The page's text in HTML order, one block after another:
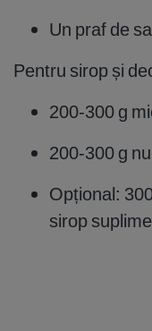
Un praf de
Pentru sirop și
200-300 g
200-300 g
Opțional:
sirop